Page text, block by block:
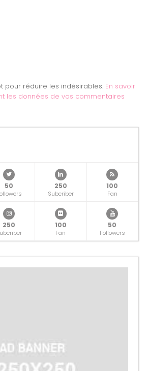
pour réduire les indésirables. En savoir
les données de vos commentaires
50 250
Subcriber
100
Fan
250 100
Fan
50
Followers